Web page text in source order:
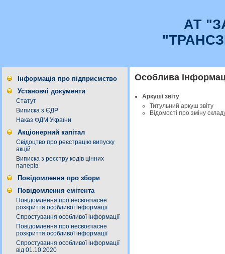
АТ
Інформація про підприємство
Установчі документи
Статут
Виписка з ЄДР
Наказ ФДМ України
Акціонерний капітал
Свідоцтво про реєстрацію випуску
акцій
Виписка з реєстру кодів цінних
паперів
Повідомлення про збори
Повідомлення емітента
Повідомлення про несвоєчасне
розкриття особливої інформації
Спростування особливої інформації
Повідомлення про несвоєчасне
розкриття особливої інформації
Спростування особливої інформації
від 01.10.2020
Особлива
Аркуші звіту
Титульний аркуш звіту
Відомості про зміну